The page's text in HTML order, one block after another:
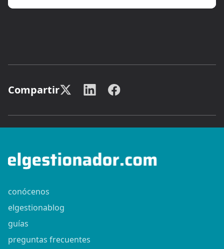
Compartir
conócenos
elgestionablog
guías
preguntas frecuentes